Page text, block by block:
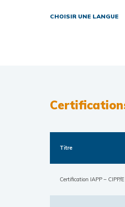
CHOISIR UNE LANGUE
Titre
Certification IAPP – CIPP/E